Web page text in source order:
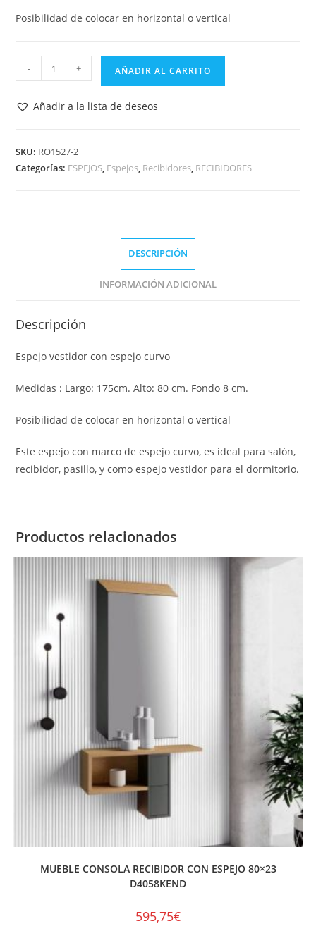
Posibilidad de colocar en horizontal o vertical
VESTIDOR
CON
ESPEJO
CURVO
- + AÑADIR AL CARRITO
Añadir a la lista de deseos
SKU: RO1527-2
Categorías: ESPEJOS, Espejos, Recibidores, RECIBIDORES
DESCRIPCIÓN
INFORMACIÓN ADICIONAL
Descripción
Espejo vestidor con espejo curvo
Medidas : Largo: 175cm. Alto: 80 cm. Fondo 8 cm.
Posibilidad de colocar en horizontal o vertical
Este espejo con marco de espejo curvo, es ideal para salón,
recibidor, pasillo, y como espejo vestidor para el dormitorio.
Productos relacionados
MUEBLE CONSOLA RECIBIDOR CON ESPEJO 80×23
D4058KEND
595,75€